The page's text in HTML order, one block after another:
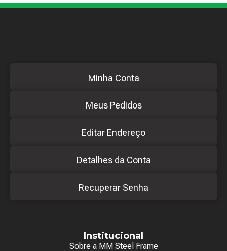
Minha Conta
Meus Pedidos
Editar Endereço
Detalhes da Conta
Recuperar Senha
Institucional
Sobre a MM Steel Frame